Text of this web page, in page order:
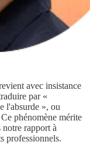
avec insistance
par «
l'absurde », ou
phénomène mérite
rapport à
professionnels.